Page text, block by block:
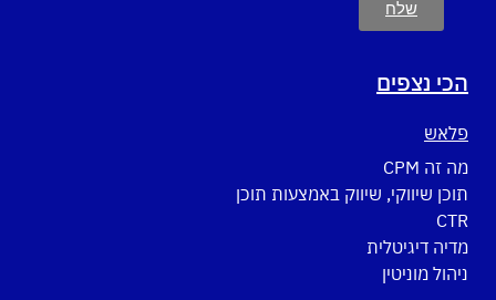
שלח
הכי נצפים
פלאש
מה זה CPM
תוכן שיווקי, שיווק באמצעות תוכן
CTR
מדיה דיגיטלית
ניהול מוניטין